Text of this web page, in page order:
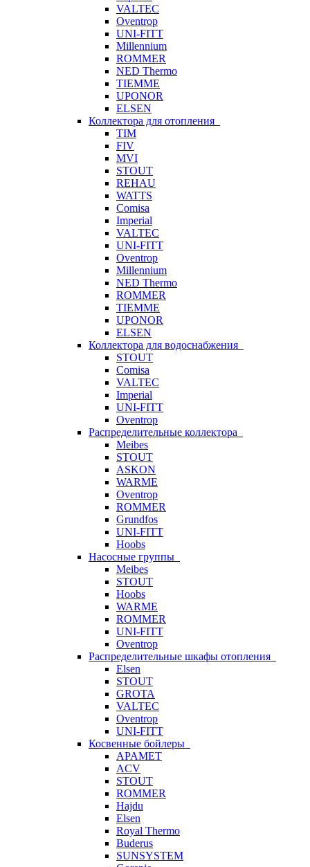
VALTEC
Oventrop
UNI-FITT
Millennium
ROMMER
NED Thermo
TIEMME
UPONOR
ELSEN
Коллектора для отопления
TIM
FIV
MVI
STOUT
REHAU
WATTS
Comisa
Imperial
VALTEC
UNI-FITT
Oventrop
Millennium
NED Thermo
ROMMER
TIEMME
UPONOR
ELSEN
Коллектора для водоснабжения
STOUT
Comisa
VALTEC
Imperial
UNI-FITT
Oventrop
Распределительные коллектора
Meibes
STOUT
ASKON
WARME
Oventrop
ROMMER
Grundfos
UNI-FITT
Hoobs
Насосные группы
Meibes
STOUT
Hoobs
WARME
ROMMER
UNI-FITT
Oventrop
Распределительные шкафы отопления
Elsen
STOUT
GROTA
VALTEC
Oventrop
UNI-FITT
Косвенные бойлеры
APAMET
ACV
STOUT
ROMMER
Hajdu
Elsen
Royal Thermo
Buderus
SUNSYSTEM